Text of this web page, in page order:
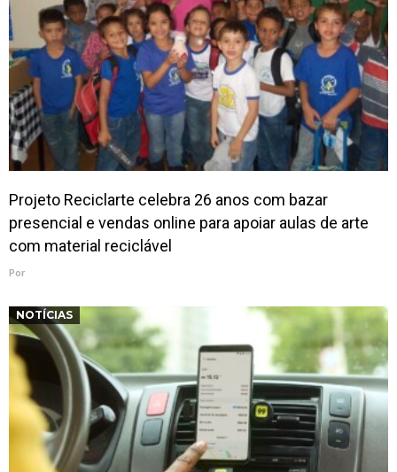
Projeto Reciclarte celebra 26 anos com bazar
presencial e vendas online para apoiar aulas de arte
com material reciclável
Por
NOTÍCIAS